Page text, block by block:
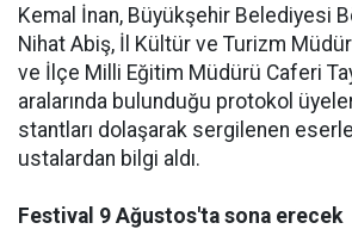
Kemal İnan, Büyükşehir Belediyesi
Nihat Abiş, İl Kültür ve Turizm
ve İlçe Milli Eğitim Müdürü Caferi
aralarında bulunduğu protokol
stantları dolaşarak sergilenen
ustalardan bilgi aldı.
Festival 9 Ağustos'ta sona erecek